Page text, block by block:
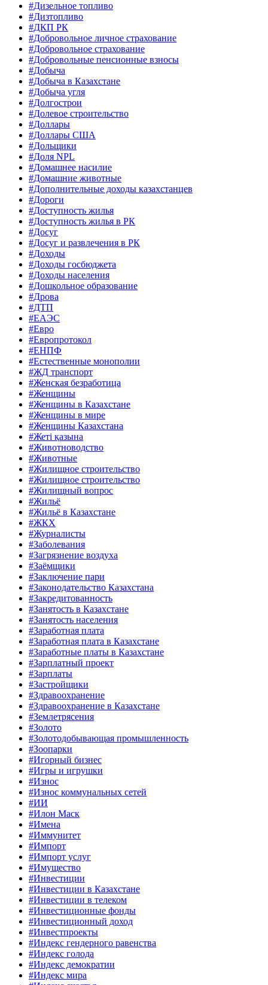
#Дизельное топливо
#Дизтопливо
#ДКП РК
#Добровольное личное страхование
#Добровольное страхование
#Добровольные пенсионные взносы
#Добыча
#Добыча в Казахстане
#Добыча угля
#Долгострои
#Долевое строительство
#Доллары
#Доллары США
#Дольщики
#Доля NPL
#Домашнее насилие
#Домашние животные
#Дополнительные доходы казахстанцев
#Дороги
#Доступность жилья
#Доступность жилья в РК
#Досуг
#Досуг и развлечения в РК
#Доходы
#Доходы госбюджета
#Доходы населения
#Дошкольное образование
#Дрова
#ДТП
#ЕАЭС
#Евро
#Европротокол
#ЕНПФ
#Естественные монополии
#ЖД транспорт
#Женская безработица
#Женщины
#Женщины в Казахстане
#Женщины в мире
#Женщины Казахстана
#Жеті қазына
#Животноводство
#Животные
#Жилищное строительство
#Жилищное строительство
#Жилищный вопрос
#Жильё
#Жильё в Казахстане
#ЖКХ
#Журналисты
#Заболевания
#Загрязнение воздуха
#Заёмщики
#Заключение пари
#Законодательство Казахстана
#Закредитованность
#Занятость в Казахстане
#Занятость населения
#Заработная плата
#Заработная плата в Казахстане
#Заработные платы в Казахстане
#Зарплатный проект
#Зарплаты
#Застройщики
#Здравоохранение
#Здравоохранение в Казахстане
#Землетрясения
#Золото
#Золотодобывающая промышленность
#Зоопарки
#Игорный бизнес
#Игры и игрушки
#Износ
#Износ коммунальных сетей
#ИИ
#Илон Маск
#Имена
#Иммунитет
#Импорт
#Импорт услуг
#Имущество
#Инвестиции
#Инвестиции в Казахстане
#Инвестиции в телеком
#Инвестиционные фонды
#Инвестиционный доход
#Инвестпроекты
#Индекс гендерного равенства
#Индекс голода
#Индекс демократии
#Индекс мира